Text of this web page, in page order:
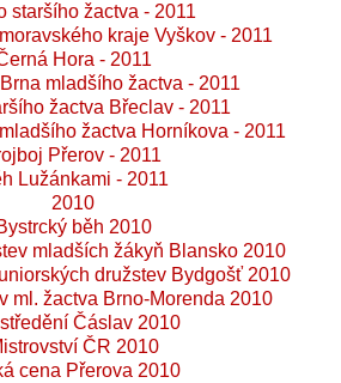
staršího žactva - 2011
kraje Vyškov - 2011
Hora - 2011
mladšího žactva - 2011
žactva Břeclav - 2011
žactva Horníkova - 2011
Přerov - 2011
Lužánkami - 2011
2010
běh 2010
mladších žákyň Blansko 2010
družstev Bydgošť 2010
ml. žactva Brno-Morenda 2010
Čáslav 2010
ČR 2010
cena Přerova 2010